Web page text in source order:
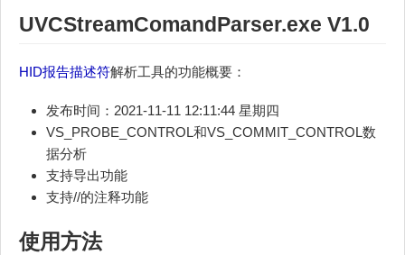
UVCStreamComandParser.exe V1.0
HID报告描述符解析工具的功能概要：
发布时间：2021-11-11 12:11:44 星期四
VS_PROBE_CONTROL和VS_COMMIT_CONTROL数
据分析
支持导出功能
支持//的注释功能
使用方法